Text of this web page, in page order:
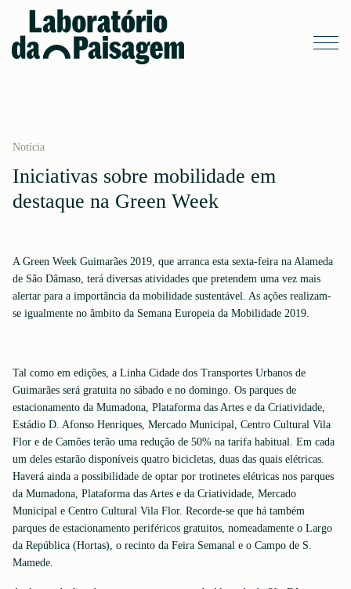
Notícia
Iniciativas sobre mobilidade em
destaque na Green Week
A Green Week Guimarães 2019, que arranca esta sexta-feira na Alameda
de São Dâmaso, terá diversas atividades que pretendem uma vez mais
alertar para a importância da mobilidade sustentável. As ações realizam-
se igualmente no âmbito da Semana Europeia da Mobilidade 2019.
Tal como em edições, a Linha Cidade dos Transportes Urbanos de
Guimarães será gratuita no sábado e no domingo. Os parques de
estacionamento da Mumadona, Plataforma das Artes e da Criatividade,
Estádio D. Afonso Henriques, Mercado Municipal, Centro Cultural Vila
Flor e de Camões terão uma redução de 50% na tarifa habitual. Em cada
um deles estarão disponíveis quatro bicicletas, duas das quais elétricas.
Haverá ainda a possibilidade de optar por trotinetes elétricas nos parques
da Mumadona, Plataforma das Artes e da Criatividade, Mercado
Municipal e Centro Cultural Vila Flor. Recorde-se que há também
parques de estacionamento periféricos gratuitos, nomeadamente o Largo
da República (Hortas), o recinto da Feira Semanal e o Campo de S.
Mamede.